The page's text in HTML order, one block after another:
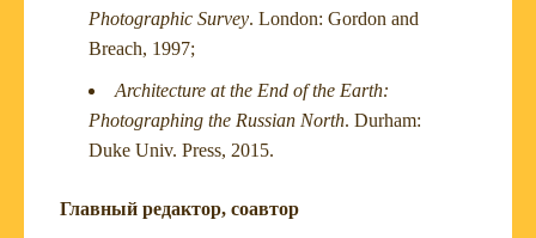
Photographic Survey. London: Gordon and
Breach, 1997;
Architecture at the End of the Earth:
Photographing the Russian North. Durham:
Duke Univ. Press, 2015.
Главный редактор, соавтор